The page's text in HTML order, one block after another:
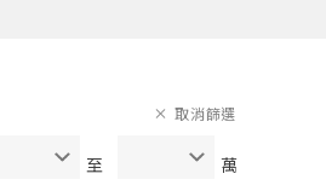
至 萬
取消篩選